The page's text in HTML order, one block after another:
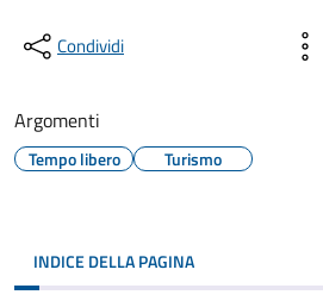
Condividi
Argomenti
Tempo libero Turismo
INDICE DELLA PAGINA